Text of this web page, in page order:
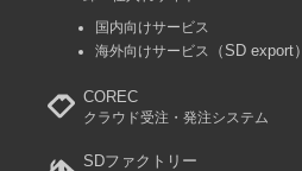
国内向けサービス
海外向けサービス
（SD export）
COREC
クラウド受注・発注システム
SDファクトリー